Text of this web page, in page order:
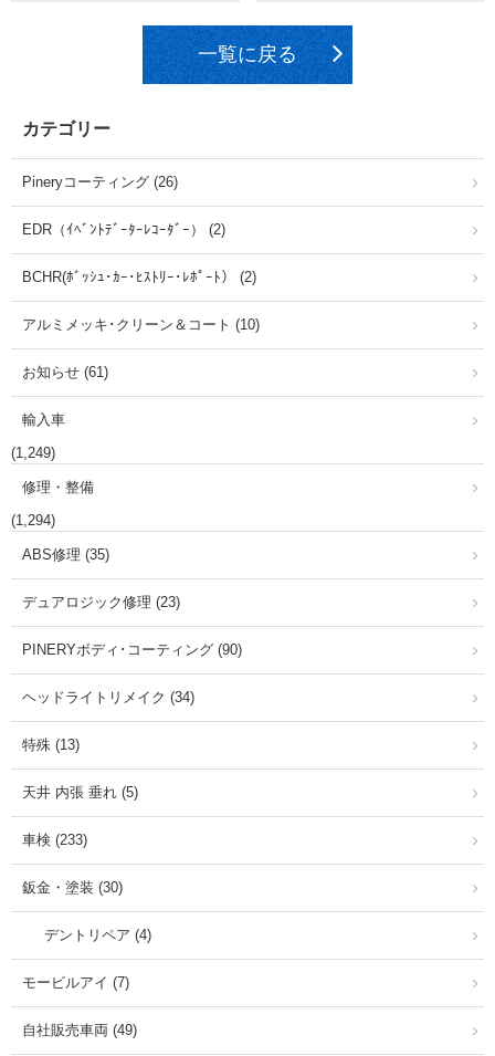
一覧に戻る
カテゴリー
Pineryコーティング (26)
EDR（ｲﾍﾞﾝﾄﾃﾞｰﾀｰﾚｺｰﾀﾞｰ） (2)
BCHR(ﾎﾞｯｼｭ･ｶｰ･ﾋｽﾄﾘｰ･ﾚﾎﾟｰﾄ） (2)
アルミメッキ･クリーン＆コート (10)
お知らせ (61)
輸入車
(1,249)
修理・整備
(1,294)
ABS修理 (35)
デュアロジック修理 (23)
PINERYボディ･コーティング (90)
ヘッドライトリメイク (34)
特殊 (13)
天井 内張 垂れ (5)
車検 (233)
鈑金・塗装 (30)
デントリペア (4)
モービルアイ (7)
自社販売車両 (49)